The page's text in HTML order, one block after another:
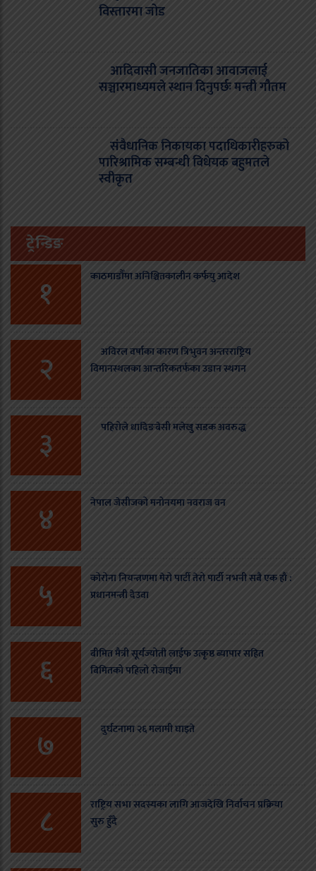
विस्तारमा जोड
आदिवासी जनजातिका आवाजलाई
सञ्चारमाध्यमले स्थान दिनुपर्छः मन्त्री गौतम
संवैधानिक निकायका पदाधिकारीहरुको
पारिश्रामिक सम्बन्धी विधेयक बहुमतले
स्वीकृत
ट्रेन्डिङ
१ काठमाडौँमा अनिश्चितकालीन कर्फयु आदेश
२
अविरल वर्षाका कारण त्रिभुवन अन्तरराष्ट्रिय
विमानस्थलका आन्तरिकतर्फका उडान स्थगन
३ पहिरोले धादिङबेसी मलेखु सडक अवरुद्ध
४ नेपाल जेसीजको मनोनयमा नवराज वन
५
कोरोना नियन्त्रणमा मेरो पार्टी तेरो पार्टी नभनी सबै एक हौं :
प्रधानमन्त्री देउवा
६
बीमित मैत्री सूर्यज्योती लाईफ उत्कृष्ठ ब्यापार सहित
बिमितको पहिलो रोजाईमा
७ दुर्घटनामा २६ मलामी घाइते
८
राष्ट्रिय सभा सदस्यका लागि आजदेखि निर्वाचन प्रक्रिया
सुरु हुँदै